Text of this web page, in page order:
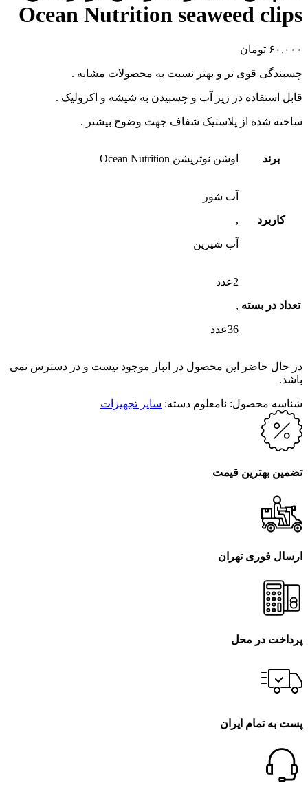
Ocean Nutrition seaweed clips
۶۰,۰۰۰ تومان
چسبندگی قوی تر و بهتر نسبت به محصولات مشابه .
قابل استفاده در زیر آب و چسبیدن به شیشه و اکرولیک .
ساخته شده از پلاستیک شفاف جهت وضوح بیشتر .
برند اوشن نوتریشن Ocean Nutrition
کاربرد
آب شور
,
آب شیرین
تعداد در بسته
2عدد
,
36عدد
در حال حاضر این محصول در انبار موجود نیست و در دسترس نمی
باشد.
شناسه محصول: نامعلوم دسته: سایر تجهیزات
تضمین بهترین قیمت
ارسال فوری تهران
پرداخت در محل
پست به تمام ایران